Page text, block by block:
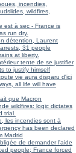
incendies,
wildfires,
est à sec - France is
run dry.
détention, Laurent
31 people
at liberty.
tente de se justifier
to justify himself
vie aura disparu d'ici
all life will have
que Macron
wildfires: logic dictates
trial.
les incendies sont à
has been declared
Madrid
de demander l'aide
people; France forced